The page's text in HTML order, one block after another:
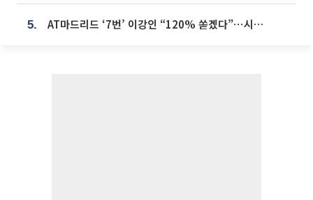
5. AT마드리드 ‘7번’ 이강인 “120% 쏟겠다”⋯시메오네 감독 “필요한 선수”